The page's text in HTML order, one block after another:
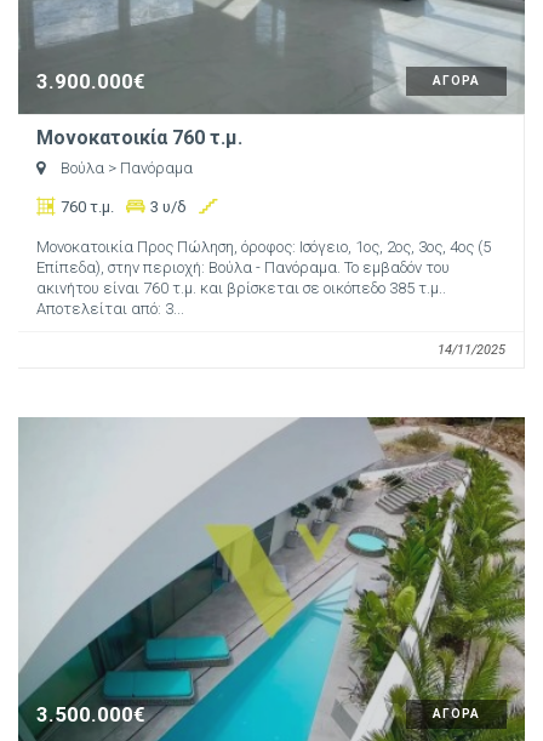
ΑΓΟΡΑ
3.900.000€
Μονοκατοικία 760 τ.μ.
Βούλα > Πανόραμα
760 τ.μ. 3 υ/δ
Μονοκατοικία Προς Πώληση, όροφος: Ισόγειο, 1ος, 2ος, 3ος, 4ος (5
Επίπεδα), στην περιοχή: Βούλα - Πανόραμα. Το εμβαδόν του
ακινήτου είναι 760 τ.μ. και βρίσκεται σε οικόπεδο 385 τ.μ..
Αποτελείται από: 3...
14/11/2025
ΑΓΟΡΑ
3.500.000€